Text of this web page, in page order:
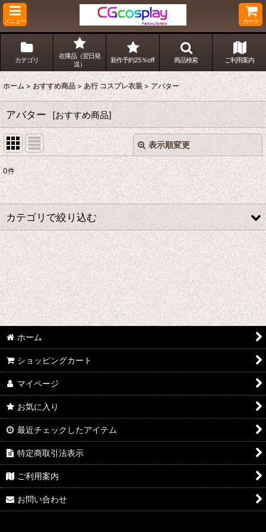
メニュー カート
カテゴリ
在庫品（翌日発
送）
新作予約25％off 商品検索 ご利用案内
ホーム > おすすめ商品 > あ行 コスプレ衣装 > アバター
アバター [おすすめ商品]
表示順変更
表示数:
並び順:
絞り込む
閉じる
0件
カテゴリで絞り込む
あ行 コスプレ衣装 (全商品)
ウマ娘プリティーダービー
あんさんぶるスターズ
IdentityV
アズールレーン
王様ランキング
イケメン戦国 時をかける恋
イケメン革命 アリスと恋の魔法
イケメンヴァンパイア
A3!(エースリー)
俺を好きなのはお前だけかよ
ホーム
ショッピングカート
マイページ
お気に入り
最近チェックしたアイテム
特定商取引法表示
ご利用案内
お問い合わせ